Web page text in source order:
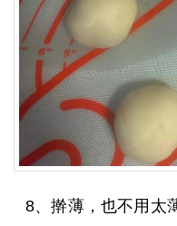
8、擀薄，也不用太